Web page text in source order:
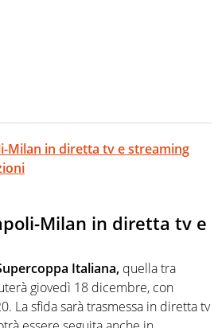
Milan in diretta tv e streaming
Milan in diretta tv e
Italiana, quella tra
giovedì 18 dicembre, con
La sfida sarà trasmessa in diretta tv